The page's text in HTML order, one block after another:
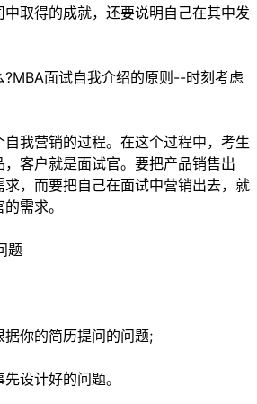
取得的成就，还要说明自己在其中发
面试自我介绍的原则--时刻考虑
我营销的过程。在这个过程中，考生
客户就是面试官。要把产品销售出
，而要把自己在面试中营销出去，就
需求。
题
你的简历提问的问题;
设计好的问题。